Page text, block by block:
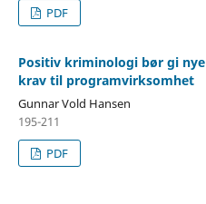
PDF
Positiv kriminologi bør gi nye
krav til programvirksomhet
Gunnar Vold Hansen
195-211
PDF